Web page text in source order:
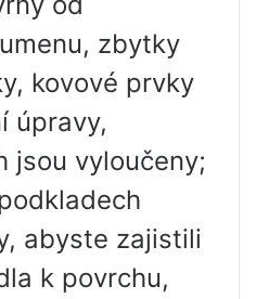
zbytky
kovové prvky
úpravy,
jsou vyloučeny;
abyste zajistili
k povrchu,